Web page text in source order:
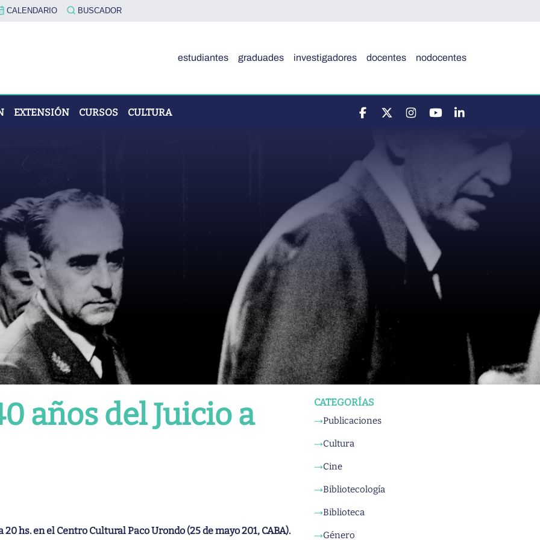
CALENDARIO BUSCADOR
estudiantes graduades investigadores docentes nodocentes
EXTENSIÓN CURSOS CULTURA
años del Juicio a
20 hs. en el Centro Cultural Paco Urondo (25 de mayo 201, CABA).
CATEGORÍAS
→Publicaciones
→Cultura
→Cine
→Bibliotecología
→Biblioteca
→Género